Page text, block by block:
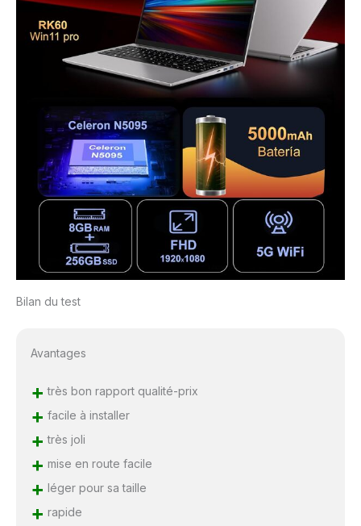
Bilan du test
Avantages
+ très bon rapport qualité-prix
+ facile à installer
+ très joli
+ mise en route facile
+ léger pour sa taille
+ rapide